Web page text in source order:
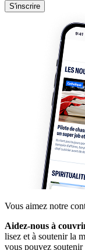
S'inscrire
Vous aimez notre
Aidez-nous à
lisez et à soutenir la
vous pouvez soutenir